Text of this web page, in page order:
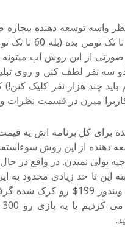
واسه توسعه دهنده بیچاره
واسه هر کلیک روی
صورتی از این روش اپ
دو سه نفر لطف کنن و روی
رقم باید چند هزار نفر
میرن در قسمت نظرات
برای کل برنامه اش یه
دهنده از این روش
پولی نمیدن. در واقع در
تا حد زیادی محدود به
برنامه ها ما پولی پرداخت نکردیم و